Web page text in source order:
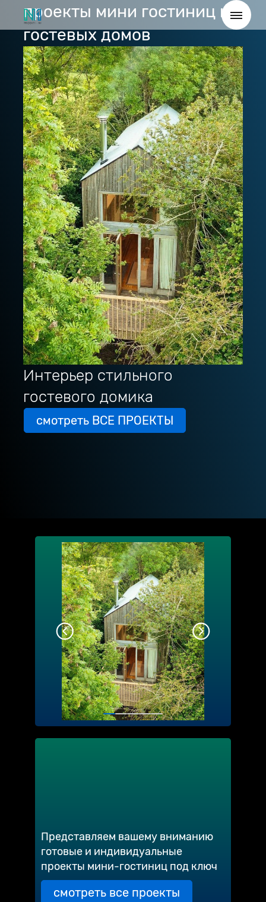
проекты мини гостиниц и
гостевых домов
Интерьер стильного
гостевого домика
смотреть ВСЕ ПРОЕКТЫ
Представляем вашему вниманию
готовые и индивидуальные
проекты мини-гостиниц под ключ
смотреть все проекты